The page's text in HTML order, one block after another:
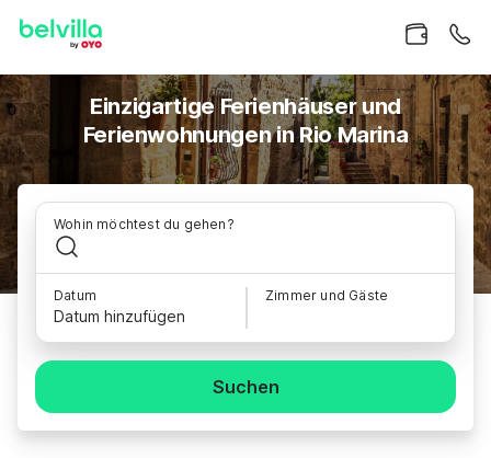
Einzigartige Ferienhäuser und
Ferienwohnungen in Rio Marina
Wohin möchtest du gehen?
Datum
Datum hinzufügen
Zimmer und Gäste
Suchen